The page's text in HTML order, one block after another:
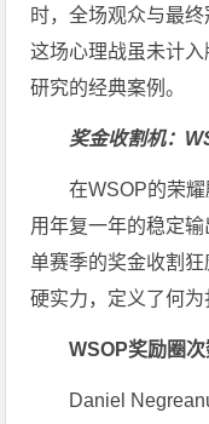
时，全场观众与最
这场心理战虽未计
研究的经典案例。
奖金收割机：
在WSOP的荣
用年复一年的稳定
单赛季的奖金收割
硬实力，定义了何为
WSOP奖励圈次
Daniel